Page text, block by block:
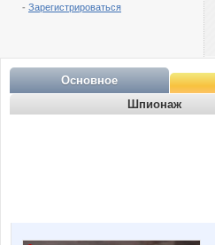
- Зарегистрироваться
Основное
Шпионаж